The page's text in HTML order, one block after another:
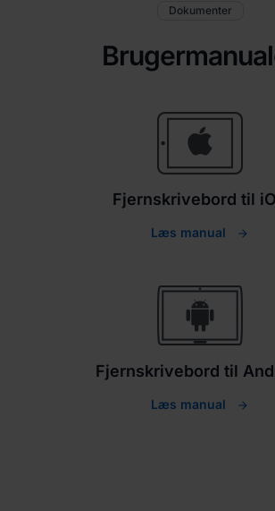
Dokumenter
Fjernskrivebord til
Læs manual
Fjernskrivebord til
Læs manual